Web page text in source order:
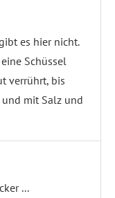
es hier nicht.
Schüssel
verrührt, bis
mit Salz und
...